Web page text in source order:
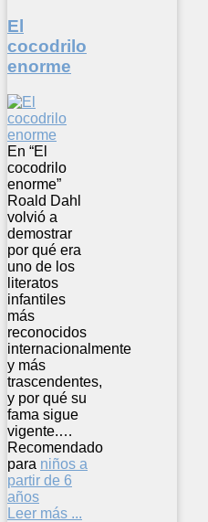
El
cocodrilo
enorme
En “El
cocodrilo
enorme”
Roald Dahl
volvió a
demostrar
por qué era
uno de los
literatos
infantiles
más
reconocidos
internacionalmente
y más
trascendentes,
y por qué su
fama sigue
vigente.…
Recomendado
para niños a
partir de 6
años
Leer más ...